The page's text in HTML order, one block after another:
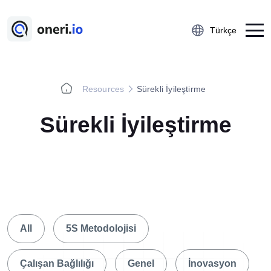
Türkçe
Çalışan Öneri Sistemi
A3 Problem Çözme
Ramak Kala Raporlama
Öğrenilmiş Ders
Resources Sürekli İyileştirme
Sürekli İyileştirme
All 5S Metodolojisi
Çalışan Bağlılığı Genel İnovasyon